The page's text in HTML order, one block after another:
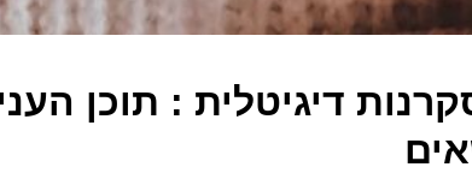
דיגיטלית : תוכן